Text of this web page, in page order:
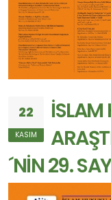
22
KASIM
İSLAM
´NİN 29.